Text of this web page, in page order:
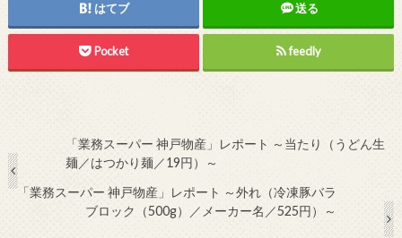
はてブ 送る
Pocket feedly
「業務スーパー 神戸物産」レポート ～当たり（うどん生
麺／はつかり麺／19円）～
「業務スーパー 神戸物産」レポート ～外れ（冷凍豚バラ
ブロック（500g）／メーカー名／525円）～